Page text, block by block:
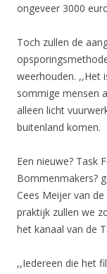
ongeveer 3000
Toch zullen de
weerhouden. ,,Het
sommige mensen
alleen licht
buitenland komen.
Een nieuwe? Task
Bommenmakers?
Cees Meijer van
praktijk zullen we
het kanaal van de
,,Iedereen die het